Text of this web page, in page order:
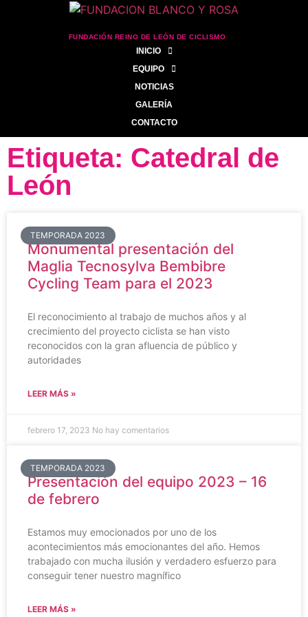
FUNDACIÓN REINO DE LEÓN DE CICLISMO
INICIO
EQUIPO
NOTICIAS
GALERÍA
CONTACTO
Etiqueta: Catedral de
León
TEMPORADA 2023
Monumental presentación del
Maglia Tecnosylva Bembibre
Cycling Team para el 2023
El reconocimiento al trabajo de muchos años y al
crecimiento del proyecto ciclista se han visto
reconocidos con la gran afluencia de público y
autoridades
LEER MÁS »
febrero 17, 2023 No hay comentarios
TEMPORADA 2023
Presentación del equipo 2023 – 16
de febrero
Estamos muy emocionados por uno de los
acontecimientos más emocionantes del año. Hemos
trabajado con mucha ilusión y verdadero esfuerzo para
conseguir tener nuestro magnífico
LEER MÁS »